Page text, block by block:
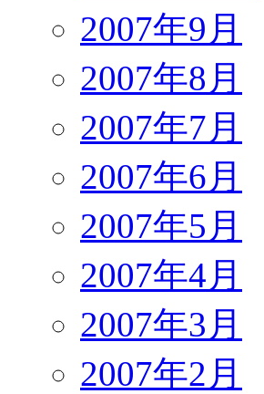
2007年9月
2007年8月
2007年7月
2007年6月
2007年5月
2007年4月
2007年3月
2007年2月